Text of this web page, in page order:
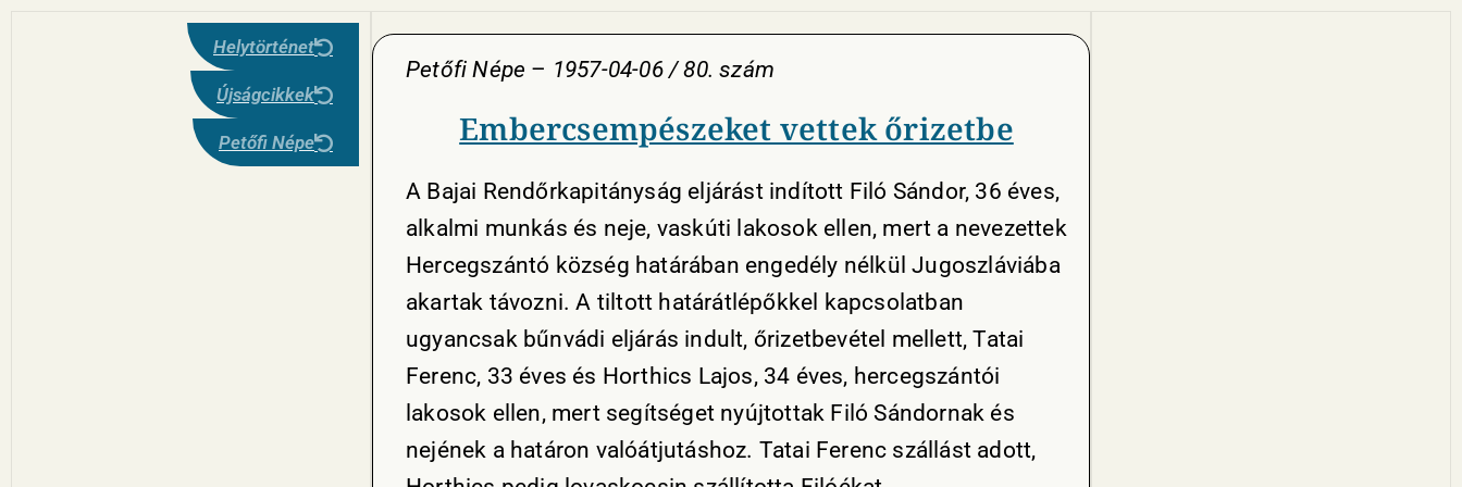
Helytörténet
Újságcikkek
Petőfi Népe
Petőfi Népe – 1957-04-06 / 80. szám
Embercsempészeket vettek őrizetbe
A Bajai Rendőrkapitányság eljárást indított Filó Sándor, 36 éves,
alkalmi munkás és neje, vaskúti lakosok ellen, mert a nevezettek
Hercegszántó község határában engedély nélkül Jugoszláviába
akartak távozni. A tiltott határátlépőkkel kapcsolatban
ugyancsak bűnvádi eljárás indult, őrizetbevétel mellett, Tatai
Ferenc, 33 éves és Horthics Lajos, 34 éves, hercegszántói
lakosok ellen, mert segítséget nyújtottak Filó Sándornak és
nejének a határon valóátjutáshoz. Tatai Ferenc szállást adott,